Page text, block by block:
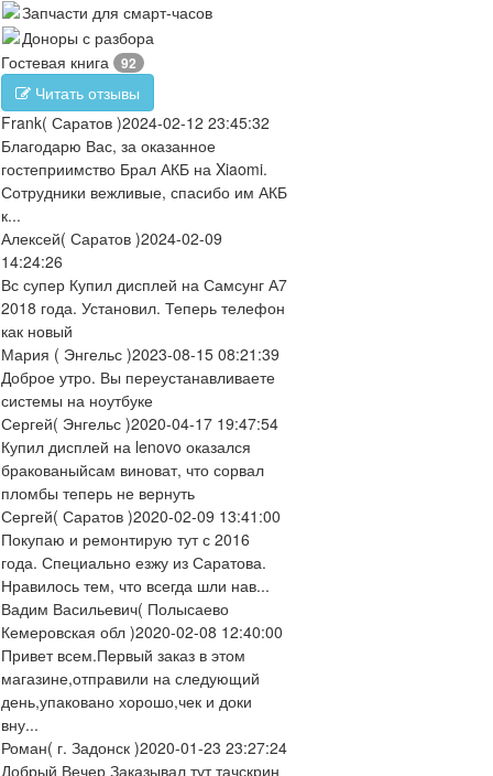
Запчасти для смарт-часов
Доноры с разбора
Гостевая книга
92
Читать отзывы
Frank( Саратов )2024-02-12 23:45:32
Благодарю Вас, за оказанное
гостеприимство Брал АКБ на Xiaomi.
Сотрудники вежливые, спасибо им АКБ
к...
Алексей( Саратов )2024-02-09
14:24:26
Вс супер Купил дисплей на Самсунг А7
2018 года. Установил. Теперь телефон
как новый
Мария ( Энгельс )2023-08-15 08:21:39
Доброе утро. Вы переустанавливаете
системы на ноутбуке
Сергей( Энгельс )2020-04-17 19:47:54
Купил дисплей на lenovo оказался
бракованыйсам виноват, что сорвал
пломбы теперь не вернуть
Сергей( Саратов )2020-02-09 13:41:00
Покупаю и ремонтирую тут с 2016
года. Специально езжу из Саратова.
Нравилось тем, что всегда шли нав...
Вадим Васильевич( Полысаево
Кемеровская обл )2020-02-08 12:40:00
Привет всем.Первый заказ в этом
магазине,отправили на следующий
день,упаковано хорошо,чек и доки
вну...
Роман( г. Задонск )2020-01-23 23:27:24
Добрый Вечер Заказывал тут тачскрин